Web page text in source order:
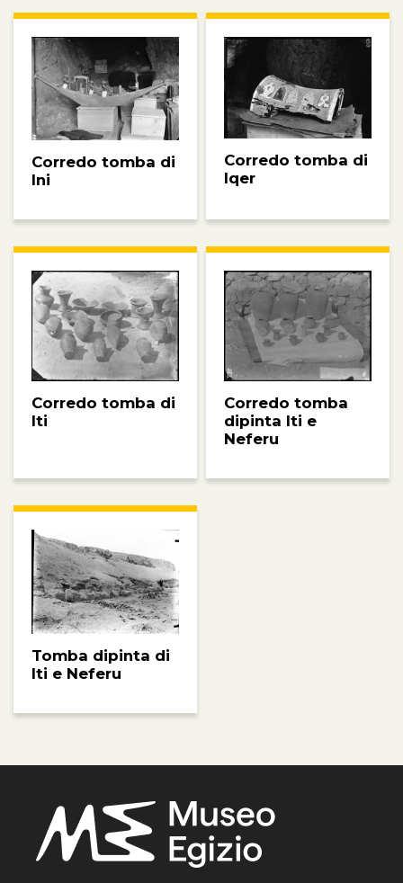
Corredo tomba di
Ini
Corredo tomba di
Iqer
Corredo tomba di
Iti
Corredo tomba
dipinta Iti e
Neferu
Tomba dipinta di
Iti e Neferu